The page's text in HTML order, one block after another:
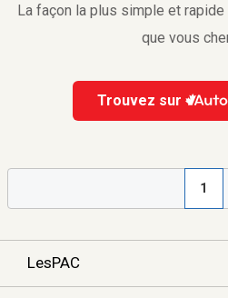
La façon la plus simple et
que vous
Trouvez sur
1
LesPAC